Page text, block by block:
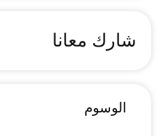
شارك معانا
الوسوم